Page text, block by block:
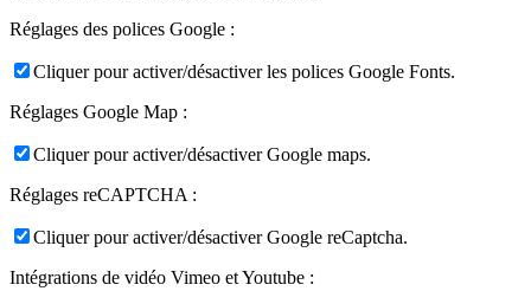
Réglages des polices Google :
Cliquer pour activer/désactiver les polices Google Fonts.
Réglages Google Map :
Cliquer pour activer/désactiver Google maps.
Réglages reCAPTCHA :
Cliquer pour activer/désactiver Google reCaptcha.
Intégrations de vidéo Vimeo et Youtube :